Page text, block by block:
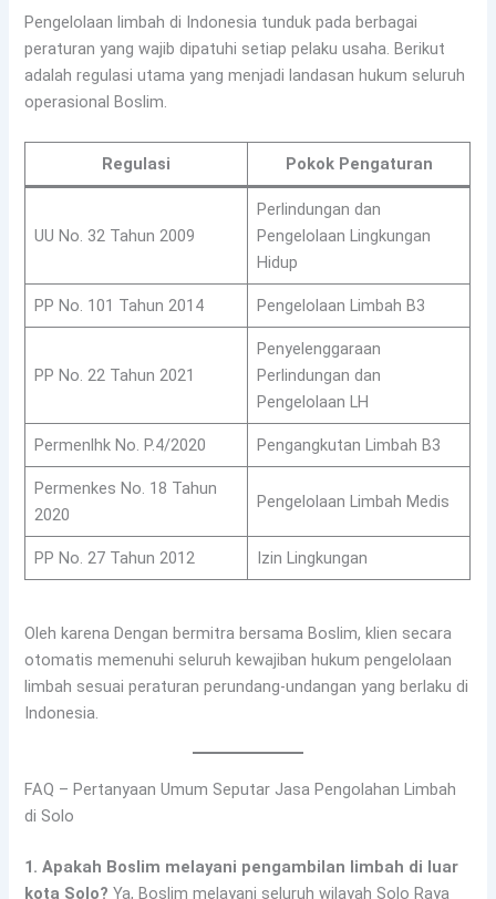
Pengelolaan limbah di Indonesia tunduk pada berbagai
peraturan yang wajib dipatuhi setiap pelaku usaha. Berikut
adalah regulasi utama yang menjadi landasan hukum seluruh
operasional Boslim.
Regulasi Pokok Pengaturan
UU No. 32 Tahun 2009
Perlindungan dan
Pengelolaan Lingkungan
Hidup
PP No. 101 Tahun 2014 Pengelolaan Limbah B3
PP No. 22 Tahun 2021
Penyelenggaraan
Perlindungan dan
Pengelolaan LH
Permenlhk No. P.4/2020 Pengangkutan Limbah B3
Permenkes No. 18 Tahun
2020
Pengelolaan Limbah Medis
PP No. 27 Tahun 2012 Izin Lingkungan
Oleh karena Dengan bermitra bersama Boslim, klien secara
otomatis memenuhi seluruh kewajiban hukum pengelolaan
limbah sesuai peraturan perundang-undangan yang berlaku di
Indonesia.
FAQ – Pertanyaan Umum Seputar Jasa Pengolahan Limbah
di Solo
1. Apakah Boslim melayani pengambilan limbah di luar
kota Solo? Ya, Boslim melayani seluruh wilayah Solo Raya